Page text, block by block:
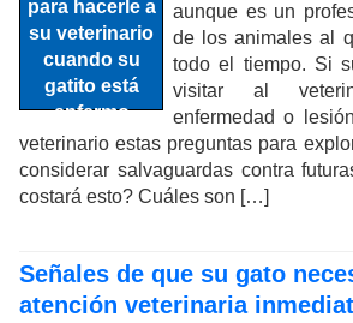
aunque es un
de los animales al
todo el tiempo. Si
visitar al
enfermedad o
veterinario estas preguntas para
considerar salvaguardas contra
costará esto? Cuáles son […]
Señales de que su gato
atención veterinaria